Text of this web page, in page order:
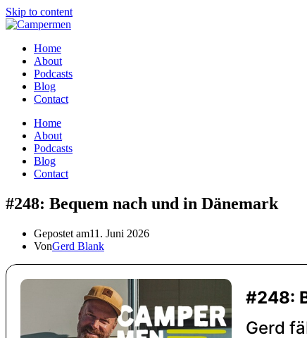
Skip to content
Home
About
Podcasts
Blog
Contact
Home
About
Podcasts
Blog
Contact
#248: Bequem nach und in Dänemark
Gepostet am11. Juni 2026
VonGerd Blank